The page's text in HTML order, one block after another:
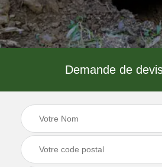
Demande de